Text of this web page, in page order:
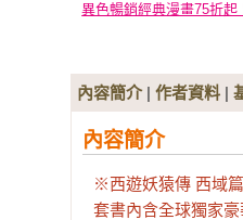
異色暢銷經典漫畫75折起
內容簡介| 作者資料 |
內容簡介
※西遊妖猿傳 西域
套書內含全球獨家